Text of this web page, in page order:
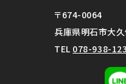
〒674-0064
兵庫県明石市大
TEL 078-938-